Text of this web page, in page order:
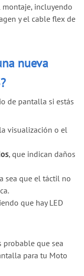
montaje, incluyendo
y el cable flex de
nueva
de pantalla si estás
visualización o el
, que indican daños
sea que el táctil no
que hay LED
probable que sea
para tu Moto